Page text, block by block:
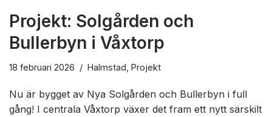
Projekt: Solgården och
Bullerbyn i Våxtorp
18 februari 2026 Halmstad Projekt
Nu är bygget av Nya Solgården och Bullerbyn i full
gång! I centrala Våxtorp växer det fram ett nytt särskilt